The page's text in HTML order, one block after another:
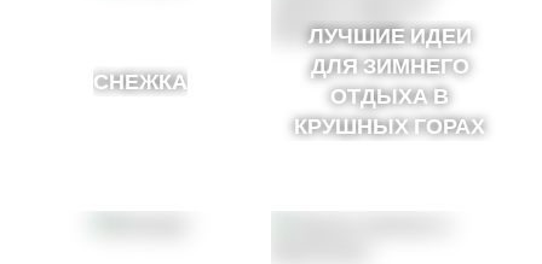
СНЕЖКА
ЛУЧШИЕ ИДЕИ
ДЛЯ ЗИМНЕГО
ОТДЫХА В
КРУШНЫХ ГОРАХ